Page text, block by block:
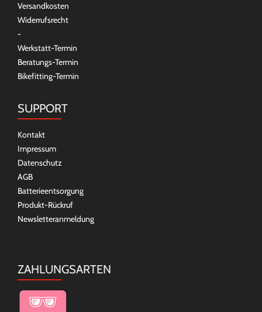
Versandkosten
Widerrufsrecht
-
Werkstatt-Termin
Beratungs-Termin
Bikefitting-Termin
SUPPORT
Kontakt
Impressum
Datenschutz
AGB
Batterieentsorgung
Produkt-Rückruf
Newsletteranmeldung
ZAHLUNGSARTEN